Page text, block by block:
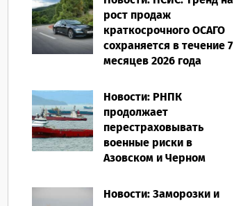
рост продаж
краткосрочного ОСАГО
сохраняется в течение 7
месяцев 2026 года
Новости: РНПК
продолжает
перестраховывать
военные риски в
Азовском и Черном
06.08.2026
Новости: Заморозки и